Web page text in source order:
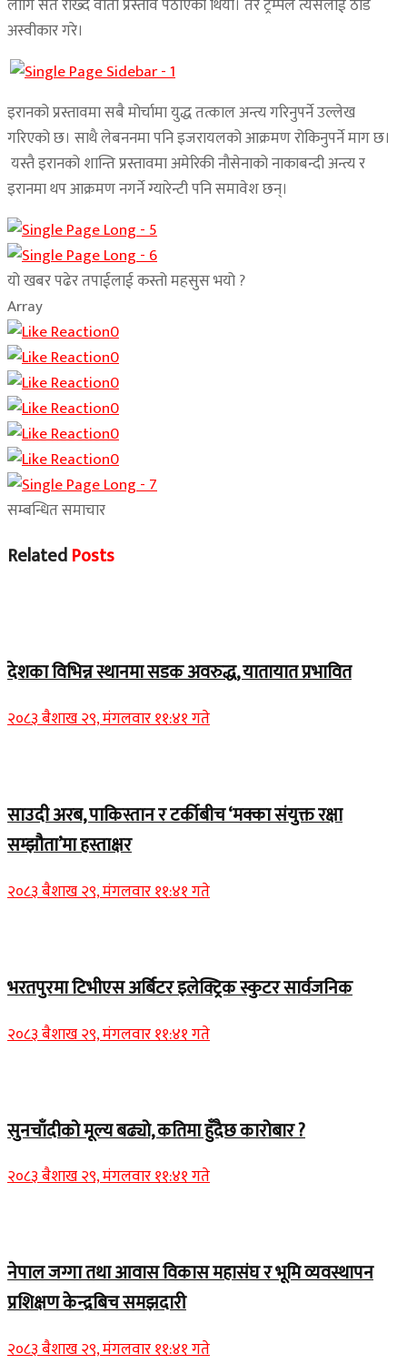
लागि सर्त राख्दै वार्ता प्रस्ताव पठाएको थियो। तर ट्रम्पले त्यसलाई ठाडै
अस्वीकार गरे।
इरानको प्रस्तावमा सबै मोर्चामा युद्ध तत्काल अन्त्य गरिनुपर्ने उल्लेख
गरिएको छ। साथै लेबननमा पनि इजरायलको आक्रमण रोकिनुपर्ने माग छ।
यस्तै इरानको शान्ति प्रस्तावमा अमेरिकी नौसेनाको नाकाबन्दी अन्त्य र
इरानमा थप आक्रमण नगर्ने ग्यारेन्टी पनि समावेश छन्।
यो खबर पढेर तपाईलाई कस्तो महसुस भयो ?
Array
0
0
0
0
0
0
सम्बन्धित समाचार
RelatedPosts
देशका विभिन्न स्थानमा सडक अवरुद्ध, यातायात प्रभावित
२०८३ बैशाख २९, मंगलवार ११:४१ गते
साउदी अरब, पाकिस्तान र टर्कीबीच ‘मक्का संयुक्त रक्षा
सम्झौता’मा हस्ताक्षर
२०८३ बैशाख २९, मंगलवार ११:४१ गते
भरतपुरमा टिभीएस अर्बिटर इलेक्ट्रिक स्कुटर सार्वजनिक
२०८३ बैशाख २९, मंगलवार ११:४१ गते
सुनचाँदीको मूल्य बढ्यो, कतिमा हुँदैछ कारोबार ?
२०८३ बैशाख २९, मंगलवार ११:४१ गते
नेपाल जग्गा तथा आवास विकास महासंघ र भूमि व्यवस्थापन
प्रशिक्षण केन्द्रबिच समझदारी
२०८३ बैशाख २९, मंगलवार ११:४१ गते